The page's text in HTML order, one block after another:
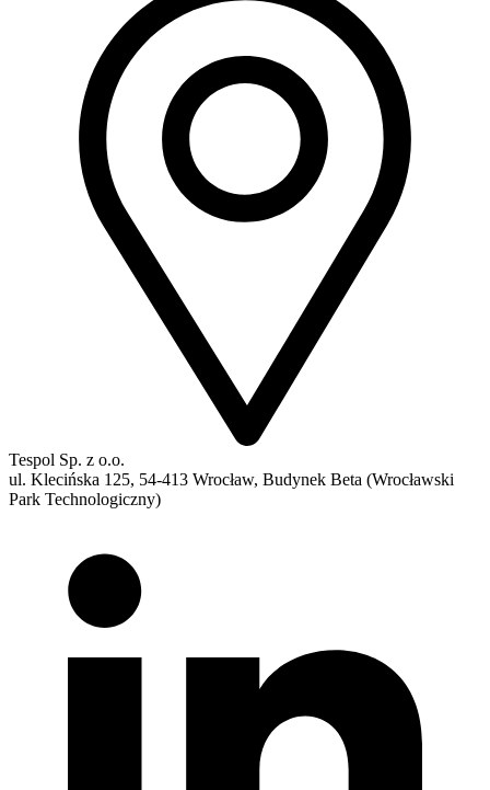
Tespol Sp. z o.o.
ul. Klecińska 125, 54-413 Wrocław, Budynek Beta (Wrocławski
Park Technologiczny)